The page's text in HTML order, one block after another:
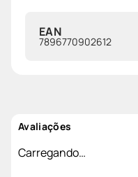
EAN
7896770902612
Avaliações
Carregando…